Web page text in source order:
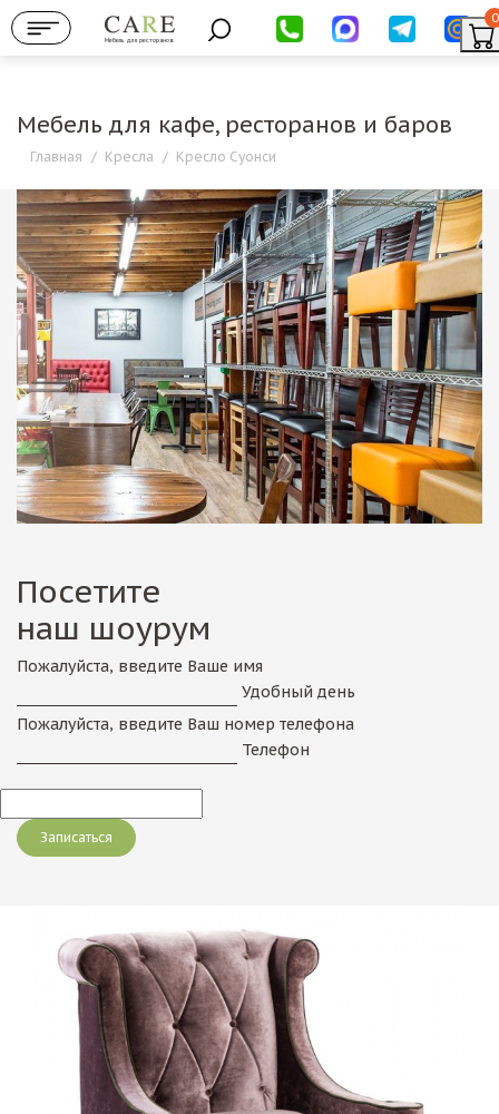
Мебель для ресторанов
0
Мебель для кафе, ресторанов и баров
Главная / Кресла / Кресло Суонси
Посетите
наш шоурум
Пожалуйста, введите Ваше имя
Удобный день
Пожалуйста, введите Ваш номер телефона
Телефон